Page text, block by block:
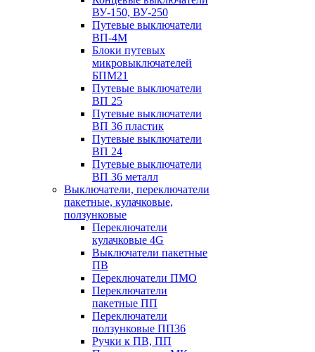
ВУ-150, ВУ-250
Путевые выключатели
ВП-4М
Блоки путевых
микровыключателей
БПМ21
Путевые выключатели
ВП 25
Путевые выключатели
ВП 36 пластик
Путевые выключатели
ВП 24
Путевые выключатели
ВП 36 металл
Выключатели, переключатели
пакетные, кулачковые,
ползунковые
Переключатели
кулачковые 4G
Выключатели пакетные
ПВ
Переключатели ПМО
Переключатели
пакетные ПП
Переключатели
ползунковые ПП36
Ручки к ПВ, ПП